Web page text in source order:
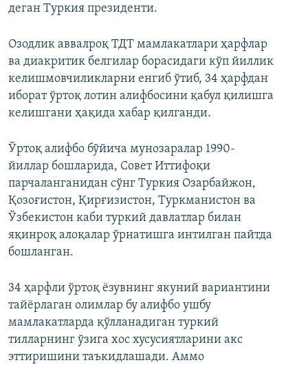
деган Туркия президенти.
Озодлик аввалроқ ТДТ мамлакатлари ҳарфлар
ва диакритик белгилар борасидаги кўп йиллик
келишмовчиликларни енгиб ўтиб, 34 ҳарфдан
иборат ўртоқ лотин алифбосини қабул қилишга
келишгани ҳақида хабар қилганди.
Ўртоқ алифбо бўйича мунозаралар 1990-
йиллар бошларида, Совет Иттифоқи
парчаланганидан сўнг Туркия Озарбайжон,
Қозоғистон, Қирғизистон, Туркманистон ва
Ўзбекистон каби туркий давлатлар билан
яқинроқ алоқалар ўрнатишга интилган пайтда
бошланган.
34 ҳарфли ўртоқ ёзувнинг якуний вариантини
тайёрлаган олимлар бу алифбо ушбу
мамлакатларда қўлланадиган туркий
тилларнинг ўзига хос хусусиятларини акс
эттиришини таъкидлашади. Аммо